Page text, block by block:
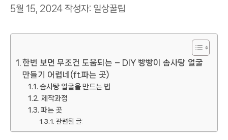
5월 15, 2024 작성자: 일상꿀팁
한번 보면 무조건 도움되는 – DIY 빵빵이 솜사탕 얼굴
만들기 어렵네(ft.파는 곳)
솜사탕 얼굴을 만드는 법
제작과정
파는 곳
관련된 글: